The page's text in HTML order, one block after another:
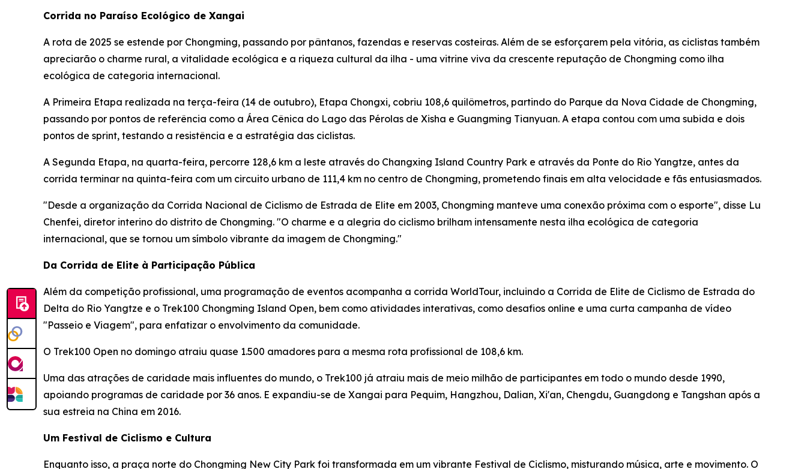
Corrida no Paraíso Ecológico de Xangai
A rota de 2025 se estende por Chongming, passando por pântanos, fazendas e reservas costeiras. Além de se esforçarem pela vitória, as ciclistas também
apreciarão o charme rural, a vitalidade ecológica e a riqueza cultural da ilha - uma vitrine viva da crescente reputação de Chongming como ilha
ecológica de categoria internacional.
A Primeira Etapa realizada na terça-feira (14 de outubro), Etapa Chongxi, cobriu 108,6 quilômetros, partindo do Parque da Nova Cidade de Chongming,
passando por pontos de referência como a Área Cênica do Lago das Pérolas de Xisha e Guangming Tianyuan. A etapa contou com uma subida e dois
pontos de sprint, testando a resistência e a estratégia das ciclistas.
A Segunda Etapa, na quarta-feira, percorre 128,6 km a leste através do Changxing Island Country Park e através da Ponte do Rio Yangtze, antes da
corrida terminar na quinta-feira com um circuito urbano de 111,4 km no centro de Chongming, prometendo finais em alta velocidade e fãs entusiasmados.
"Desde a organização da Corrida Nacional de Ciclismo de Estrada de Elite em 2003, Chongming manteve uma conexão próxima com o esporte", disse Lu
Chenfei, diretor interino do distrito de Chongming. "O charme e a alegria do ciclismo brilham intensamente nesta ilha ecológica de categoria
internacional, que se tornou um símbolo vibrante da imagem de Chongming."
Da Corrida de Elite à Participação Pública
Além da competição profissional, uma programação de eventos acompanha a corrida WorldTour, incluindo a Corrida de Elite de Ciclismo de Estrada do
Delta do Rio Yangtze e o Trek100 Chongming Island Open, bem como atividades interativas, como desafios online e uma curta campanha de vídeo
"Passeio e Viagem", para enfatizar o envolvimento da comunidade.
O Trek100 Open no domingo atraiu quase 1.500 amadores para a mesma rota profissional de 108,6 km.
Uma das atrações de caridade mais influentes do mundo, o Trek100 já atraiu mais de meio milhão de participantes em todo o mundo desde 1990,
apoiando programas de caridade por 36 anos. E expandiu-se de Xangai para Pequim, Hangzhou, Dalian, Xi'an, Chengdu, Guangdong e Tangshan após a
sua estreia na China em 2016.
Um Festival de Ciclismo e Cultura
Enquanto isso, a praça norte do Chongming New City Park foi transformada em um vibrante Festival de Ciclismo, misturando música, arte e movimento. O